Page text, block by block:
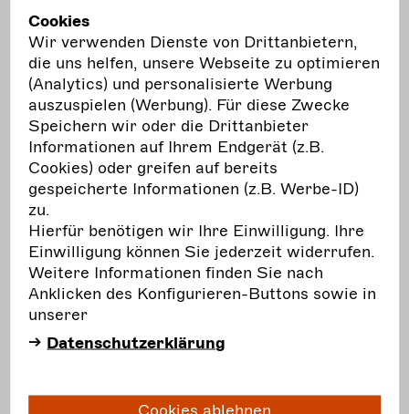
Festivals Fund for Emerging Artists #4
The European Festivals Association has opened
the next round of the European Festivals Fund
for Emerging Artists (EFFEA). EFFEA Call #4
will support around 50 residencies taking place
throughout 2026, each involving at least 3
festivals from different countries that will take
an emerging artist—whether an individual or a
collective—under their wings.
mehrerfahren
Frist:
Do.
Ausschreibung
Cookies
Wir verwenden Dienste von Drittanbietern,
die uns helfen, unsere Webseite zu optimieren
(Analytics) und personalisierte Werbung
auszuspielen (Werbung). Für diese Zwecke
Speichern wir oder die Drittanbieter
Informationen auf Ihrem Endgerät (z.B.
Cookies) oder greifen auf bereits
gespeicherte Informationen (z.B. Werbe-ID)
zu.
Hierfür benötigen wir Ihre Einwilligung. Ihre
Einwilligung können Sie jederzeit widerrufen.
Weitere Informationen finden Sie nach
Anklicken des Konfigurieren-Buttons sowie in
unserer
Datenschutzerklärung
Cookies ablehnen